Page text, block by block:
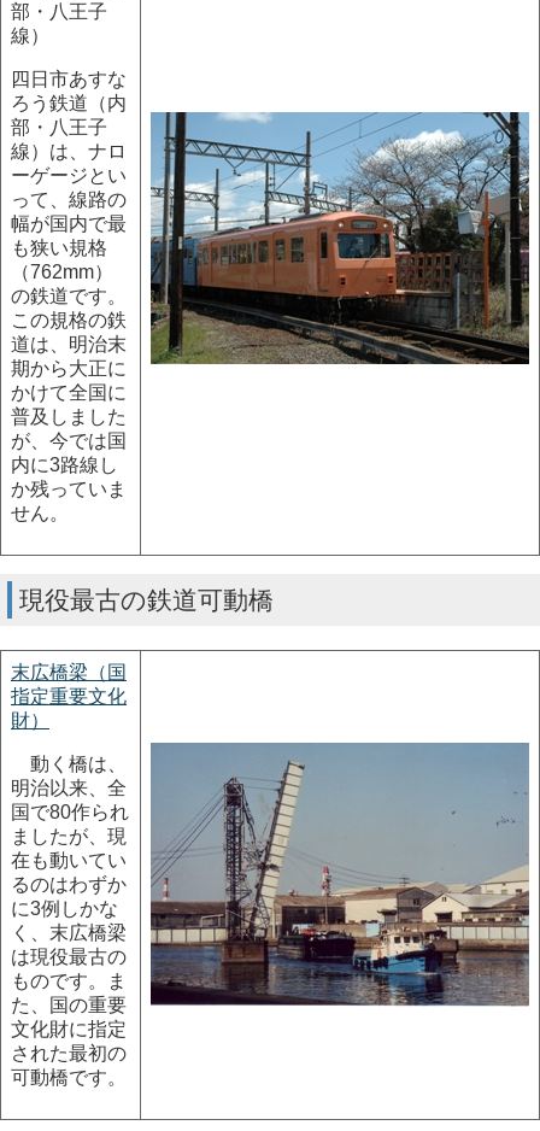
部・八王子
線）
四日市あすな
ろう鉄道（内
部・八王子
線）は、ナロ
ーゲージとい
って、線路の
幅が国内で最
も狭い規格
（762mm）
の鉄道です。
この規格の鉄
道は、明治末
期から大正に
かけて全国に
普及しました
が、今では国
内に3路線し
か残っていま
せん。
現役最古の鉄道可動橋
末広橋梁（国
指定重要文化
財）
動く橋は、
明治以来、全
国で80作られ
ましたが、現
在も動いてい
るのはわずか
に3例しかな
く、末広橋梁
は現役最古の
ものです。ま
た、国の重要
文化財に指定
された最初の
可動橋です。